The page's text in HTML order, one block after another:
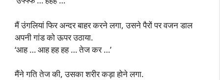
मैं उंगलियां फिर अन्दर बाहर करने लगा, उसने पैरों पर वजन डाल
अपनी गांड को ऊपर उठाया.
‘आह … आह हह हह … तेज कर …’
मैंने गति तेज की, उसका शरीर कड़ा होने लगा.